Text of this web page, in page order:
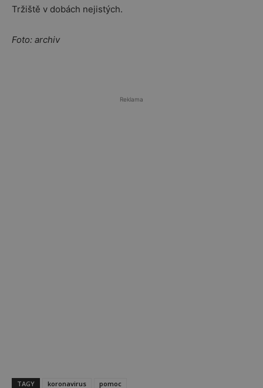
Tržiště v dobách nejistých.
Foto: archiv
Reklama
TAGY koronavirus pomoc